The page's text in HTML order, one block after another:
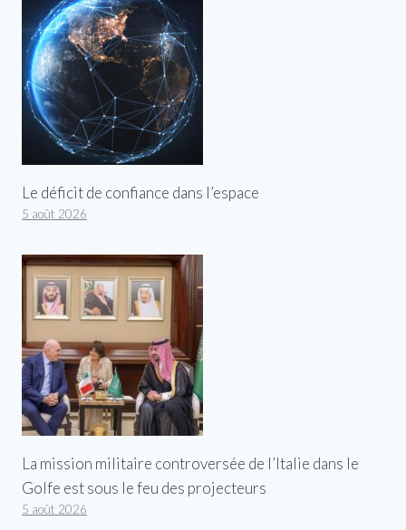
Le déficit de confiance dans l’espace
5 août 2026
La mission militaire controversée de l’Italie dans le
Golfe est sous le feu des projecteurs
5 août 2026